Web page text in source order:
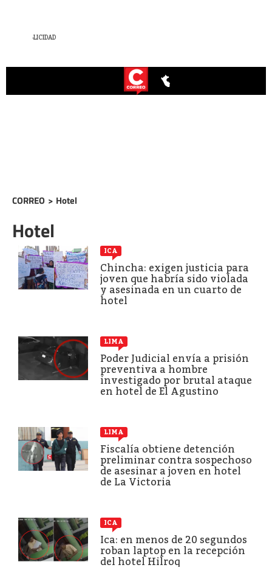
CORREO > Hotel
Hotel
ICA
Chincha: exigen justicia para
joven que habría sido violada
y asesinada en un cuarto de
hotel
LIMA
Poder Judicial envía a prisión
preventiva a hombre
investigado por brutal ataque
en hotel de El Agustino
LIMA
Fiscalía obtiene detención
preliminar contra sospechoso
de asesinar a joven en hotel
de La Victoria
ICA
Ica: en menos de 20 segundos
roban laptop en la recepción
del hotel Hilroq